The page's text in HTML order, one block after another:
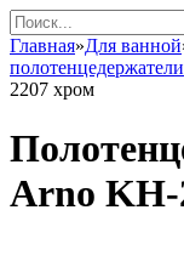
Главная»Для ванной
полотенцедержатели
2207 хром
Arno KH-